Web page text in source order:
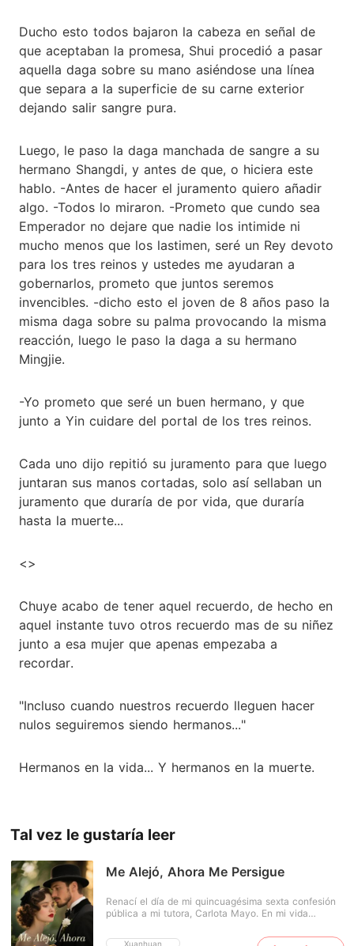
Ducho esto todos bajaron la cabeza en señal de
que aceptaban la promesa, Shui procedió a pasar
aquella daga sobre su mano asiéndose una línea
que separa a la superficie de su carne exterior
dejando salir sangre pura.
Luego, le paso la daga manchada de sangre a su
hermano Shangdi, y antes de que, o hiciera este
hablo. -Antes de hacer el juramento quiero añadir
algo. -Todos lo miraron. -Prometo que cundo sea
Emperador no dejare que nadie los intimide ni
mucho menos que los lastimen, seré un Rey devoto
para los tres reinos y ustedes me ayudaran a
gobernarlos, prometo que juntos seremos
invencibles. -dicho esto el joven de 8 años paso la
misma daga sobre su palma provocando la misma
reacción, luego le paso la daga a su hermano
Mingjie.
-Yo prometo que seré un buen hermano, y que
junto a Yin cuidare del portal de los tres reinos.
Cada uno dijo repitió su juramento para que luego
juntaran sus manos cortadas, solo así sellaban un
juramento que duraría de por vida, que duraría
hasta la muerte...
<>
Chuye acabo de tener aquel recuerdo, de hecho en
aquel instante tuvo otros recuerdo mas de su niñez
junto a esa mujer que apenas empezaba a
recordar.
"Incluso cuando nuestros recuerdo lleguen hacer
nulos seguiremos siendo hermanos..."
Hermanos en la vida... Y hermanos en la muerte.
Tal vez le gustaría leer
Me Alejó, Ahora Me Persigue
Xuanhuan
Renací el día de mi quincuagésima sexta confesión
pública a mi tutora, Carlota Mayo. En mi vida
un matrimonio miserable y a su muerte mientras me